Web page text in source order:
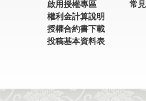
啟用授權專區
權利金計算說明
授權合約書下載
投稿基本資料表
常